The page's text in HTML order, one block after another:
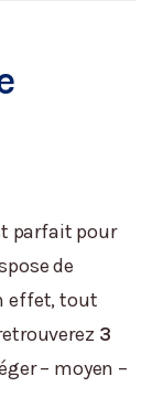
parfait pour
de
effet, tout
3
– moyen –